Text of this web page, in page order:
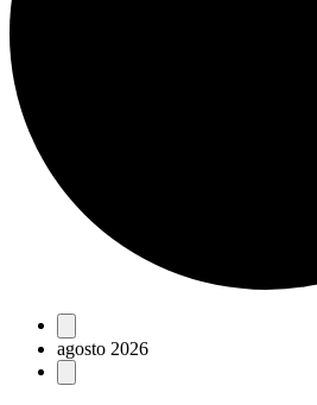
Eventos
agosto 2026